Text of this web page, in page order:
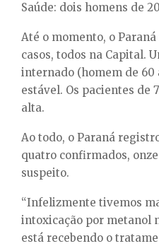
Saúde: dois homens de
Até o momento, o
casos, todos na Capital.
internado (homem de 60
estável. Os pacientes de
alta.
Ao todo, o Paraná
quatro confirmados,
suspeito.
“Infelizmente tivemos
intoxicação por metanol
está recebendo o